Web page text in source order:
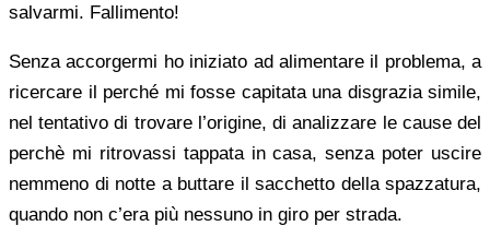
salvarmi. Fallimento!
Senza accorgermi ho iniziato ad alimentare il problema, a
ricercare il perché mi fosse capitata una disgrazia simile,
nel tentativo di trovare l’origine, di analizzare le cause del
perchè mi ritrovassi tappata in casa, senza poter uscire
nemmeno di notte a buttare il sacchetto della spazzatura,
quando non c’era più nessuno in giro per strada.